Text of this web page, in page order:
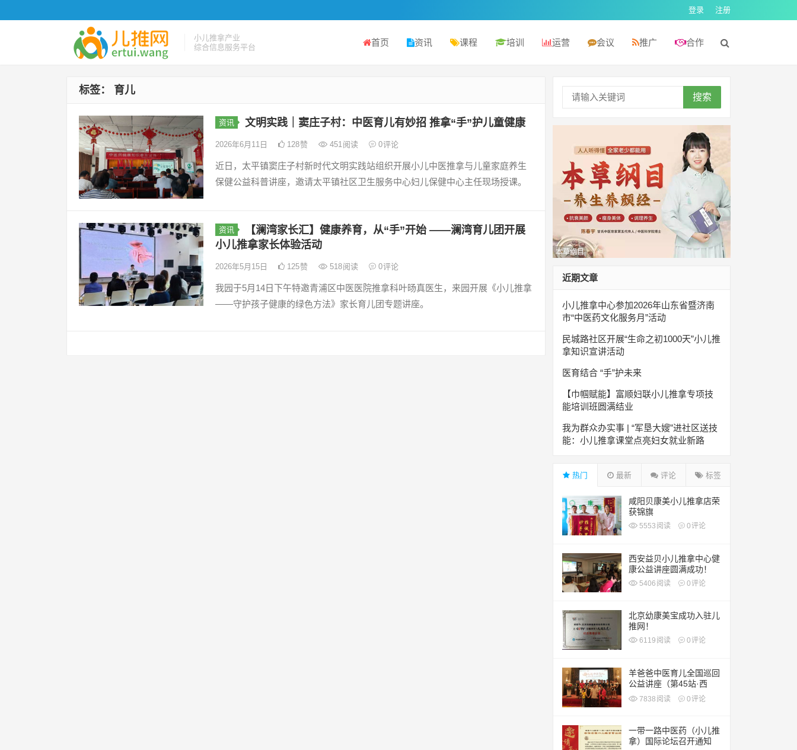
登录 注册
小儿推拿产业
综合信息服务平台
首页 资讯 课程 培训 运营 会议 推广 合作
标签： 育儿
资讯 文明实践｜窦庄子村：中医育儿有妙招 推拿“手”护儿童健康
2026年6月11日 128赞 451阅读 0评论
近日，太平镇窦庄子村新时代文明实践站组织开展小儿中医推拿与儿童家庭养生
保健公益科普讲座，邀请太平镇社区卫生服务中心妇儿保健中心主任现场授课。
资讯
【澜湾家长汇】健康养育，从“手”开始 ——澜湾育儿团开展
小儿推拿家长体验活动
2026年5月15日 125赞 518阅读 0评论
我园于5月14日下午特邀青浦区中医医院推拿科叶旸真医生，来园开展《小儿推拿
——守护孩子健康的绿色方法》家长育儿团专题讲座。
搜索
本草纲目
近期文章
小儿推拿中心参加2026年山东省暨济南
市“中医药文化服务月”活动
民城路社区开展“生命之初1000天”小儿推
拿知识宣讲活动
医育结合 “手”护未来
【巾帼赋能】富顺妇联小儿推拿专项技
能培训班圆满结业
我为群众办实事 | “军垦大嫂”进社区送技
能：小儿推拿课堂点亮妇女就业新路
热门 最新 评论 标签
咸阳贝康美小儿推拿店荣
获锦旗
5553 阅读 0评论
西安益贝小儿推拿中心健
康公益讲座圆满成功！
5406 阅读 0评论
北京幼康美宝成功入驻儿
推网！
6119 阅读 0评论
羊爸爸中医育儿全国巡回
公益讲座（第45站·西
安）7838 阅读 0评论
一带一路中医药（小儿推
拿）国际论坛召开通知